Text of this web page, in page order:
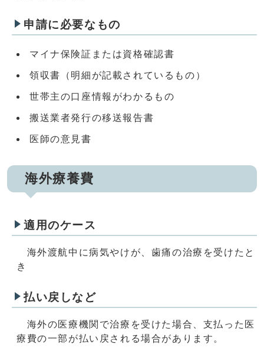
申請に必要なもの
マイナ保険証または資格確認書
領収書（明細が記載されているもの）
世帯主の口座情報がわかるもの
搬送業者発行の移送報告書
医師の意見書
海外療養費
適用のケース
海外渡航中に病気やけが、歯痛の治療を受けたと
き
払い戻しなど
海外の医療機関で治療を受けた場合、支払った医
療費の一部が払い戻される場合があります。